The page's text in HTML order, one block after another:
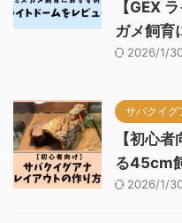
【GEX
ガメ飼育
2026/1/
サバクイグ
【初心
る45cm
2026/1/